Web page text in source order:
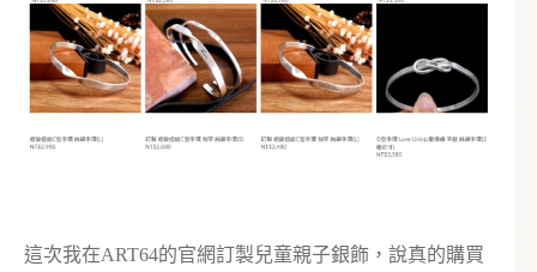
這次我在ART64的官網訂製兒童親子銀飾，說真的購買